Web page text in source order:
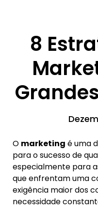
8
O marketing é uma
para o sucesso de
especialmente para
que enfrentam uma
exigência maior dos
necessidade